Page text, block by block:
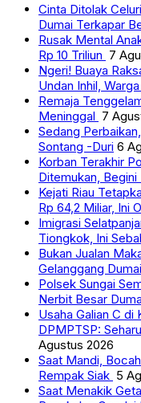
Cinta Ditolak
Dumai Terkapar
Rusak Mental
Rp 10 Triliun 7
Ngeri! Buaya
Undan Inhil,
Remaja
Meninggal 7
Sedang
Sontang -Duri 6
Korban Terakhir
Ditemukan, Begini
Kejati Riau
Rp 64,2 Miliar, Ini
Imigrasi
Tiongkok, Ini
Bukan Jualan
Gelanggang Dumai
Polsek Sungai
Nerbit Besar
Usaha Galian C di
DPMPTSP:
Agustus 2026
Saat Mandi,
Rempak Siak 5
Saat Menakik